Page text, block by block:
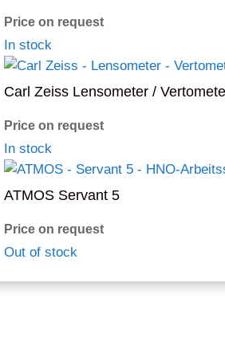
Price on request
In stock
Carl Zeiss Lensometer /
Price on request
In stock
ATMOS Servant 5
Price on request
Out of stock